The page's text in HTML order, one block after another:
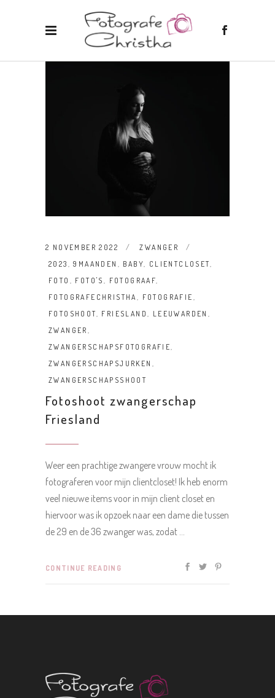
2 NOVEMBER 2022
ZWANGER
2023 ,9MAANDEN , BABY, CLIENTCLOSET,
FOTO , FOTO'S , FOTOGRAAF,
FOTOGRAFECHRISTHA, FOTOGRAFIE ,
FOTOSHOOT, FRIESLAND, LEEUWARDEN ,
ZWANGER ,
ZWANGERSCHAPSFOTOGRAFIE,
ZWANGERSCHAPSJURKEN ,
ZWANGERSCHAPSSHOOT
Fotoshoot zwangerschap
Friesland
Weer een prachtige zwangere vrouw mocht ik
fotograferen voor mijn clientcloset! Ik heb enorm
veel nieuwe items voor in mijn client closet en
hiervoor was ik opzoek naar een dame die tussen
de 29 en de 36 zwanger was, zodat
CONTINUE READING